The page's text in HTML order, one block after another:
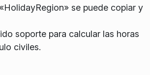
se puede copiar y
soporte para calcular las horas
civiles.